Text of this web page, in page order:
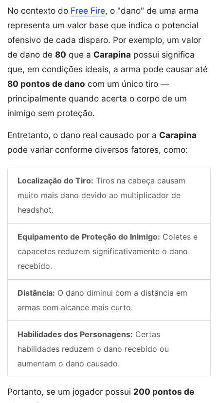
No contexto do Free Fire, o "dano" de uma arma
representa um valor base que indica o potencial
ofensivo de cada disparo. Por exemplo, um valor
de dano de 80 que a Carapina possui significa
que, em condições ideais, a arma pode causar até
80 pontos de dano com um único tiro —
principalmente quando acerta o corpo de um
inimigo sem proteção.
Entretanto, o dano real causado por a Carapina
pode variar conforme diversos fatores, como:
Localização do Tiro: Tiros na cabeça causam
muito mais dano devido ao multiplicador de
headshot.
Equipamento de Proteção do Inimigo: Coletes e
capacetes reduzem significativamente o dano
recebido.
Distância: O dano diminui com a distância em
armas com alcance mais curto.
Habilidades dos Personagens: Certas
habilidades reduzem o dano recebido ou
aumentam o dano causado.
Portanto, se um jogador possui 200 pontos de